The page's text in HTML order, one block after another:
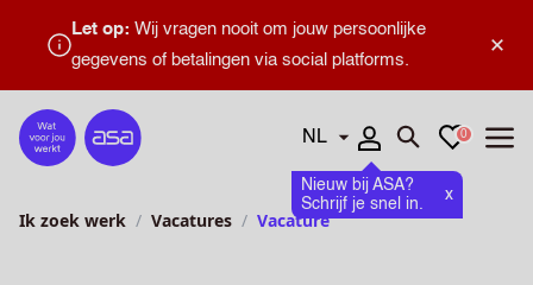
×
Let op: Wij vragen nooit om jouw persoonlijke
gegevens of betalingen via social platforms.
Home
Talen
Nieuw bij ASA?
Schrijf je snel in.
x
Zoeken openen
Favorieten
0
Ik zoek werk Vacatures Vacature